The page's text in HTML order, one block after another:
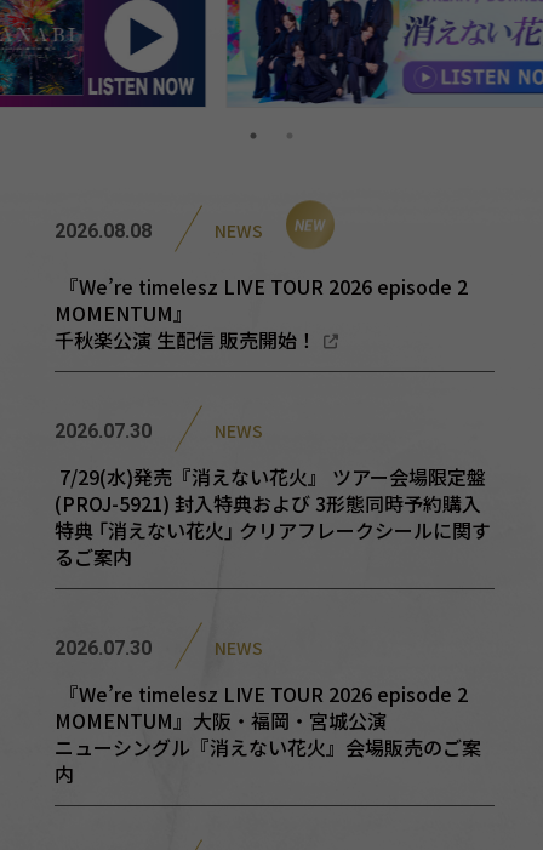
2026.08.08 NEWS NEW
『We’re timelesz LIVE TOUR 2026 episode 2
MOMENTUM』
千秋楽公演 生配信 販売開始！
2026.07.30 NEWS
7/29(水)発売『消えない花火』 ツアー会場限定盤
(PROJ-5921) 封入特典および 3形態同時予約購入
特典 ｢消えない花火｣ クリアフレークシールに関す
るご案内
2026.07.30 NEWS
『We’re timelesz LIVE TOUR 2026 episode 2
MOMENTUM』大阪・福岡・宮城公演
ニューシングル『消えない花火』会場販売のご案
内